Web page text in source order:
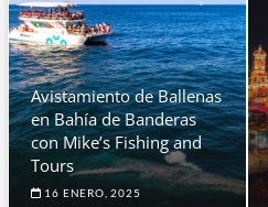
Avistamiento de Ballenas
en Bahía de Banderas
con Mike’s Fishing and
Tours
16 ENERO, 2025